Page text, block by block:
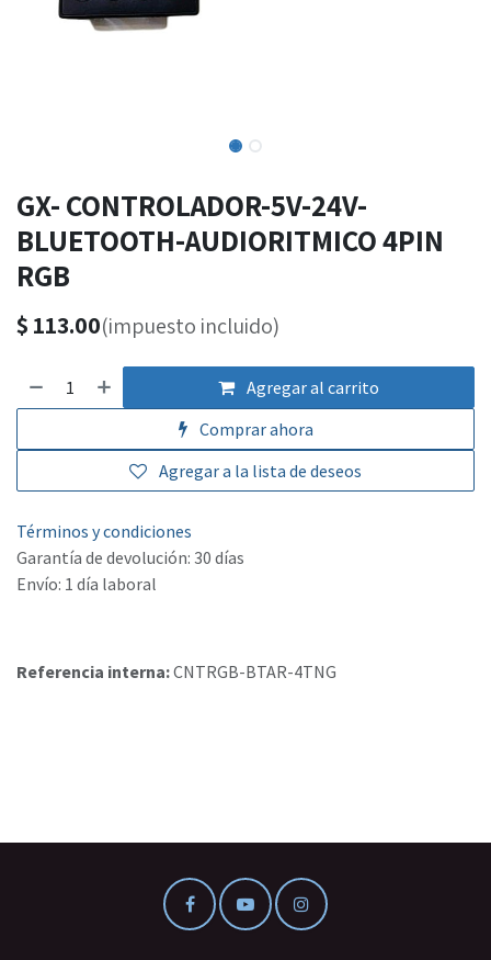
GX- CONTROLADOR-5V-24V-
BLUETOOTH-AUDIORITMICO 4PIN
RGB
$ 113.00(impuesto incluido)
Agregar al carrito
Comprar ahora
Agregar a la lista de deseos
Términos y condiciones
Garantía de devolución: 30 días
Envío: 1 día laboral
Referencia interna:CNTRGB-BTAR-4TNG